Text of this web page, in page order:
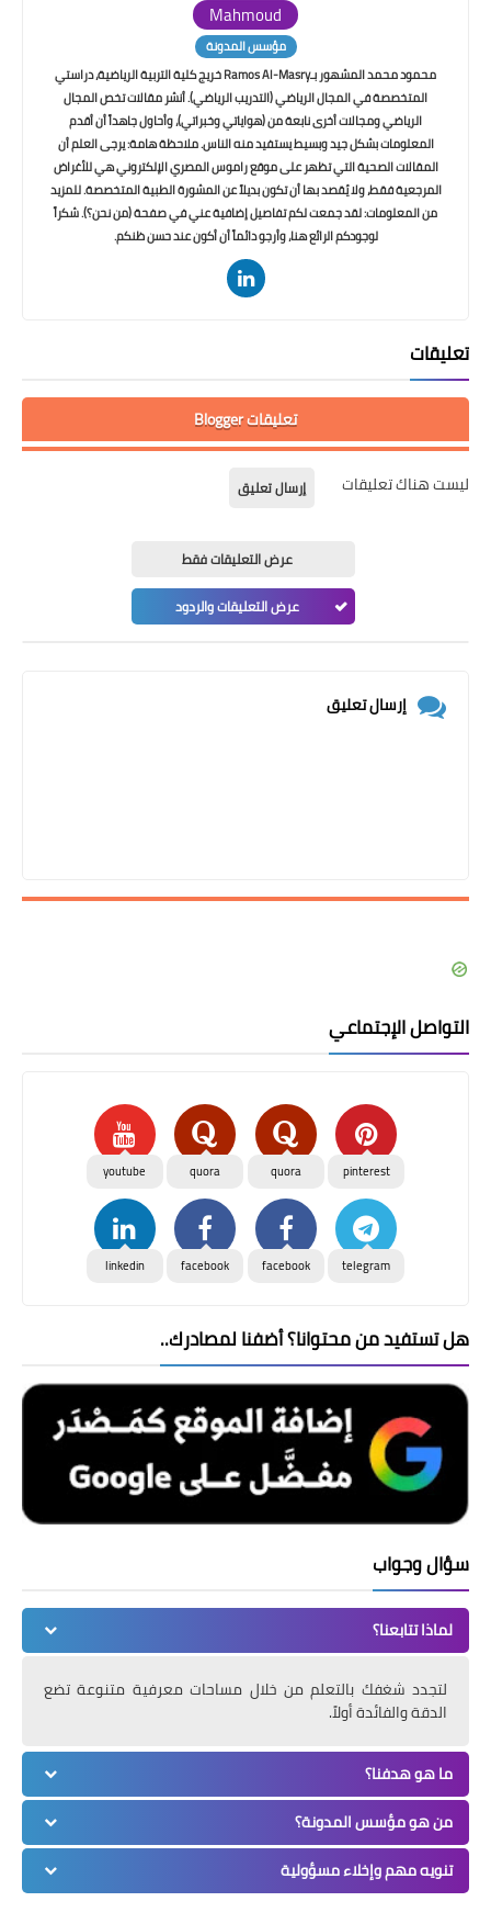
Mahmoud
مؤسس المدونة
محمود محمد المشهور بـRamos Al-Masry خريج كلية التربية الرياضية، دراستي
المتخصصة في المجال الرياضي (التدريب الرياضي). أنشر مقالات تخص المجال
الرياضي ومجالات أخرى نابعة من (هواياتي وخبراتي)، وأحاول جاهداً أن أقدم
المعلومات بشكل جيد وبسيط يستفيد منه الناس. ملاحظة هامة: يرجى العلم أن
المقالات الصحية التي تظهر على موقع راموس المصري الإلكتروني هي للأغراض
المرجعية فقط، ولا يُقصد بها أن تكون بديلاً عن المشورة الطبية المتخصصة. للمزيد
من المعلومات: لقد جمعت لكم تفاصيل إضافية عني في صفحة (من نحن؟). شكراً
لوجودكم الرائع هنا، وأرجو دائماً أن أكون عند حسن ظنكم.
تعليقات
تعليقات Blogger
ليست هناك تعليقات إرسال تعليق
عرض التعليقات فقط
عرض التعليقات والردود
إرسال تعليق
التواصل الإجتماعي
pinterest
quora
quora
youtube
telegram
facebook
facebook
linkedin
هل تستفيد من محتوانا؟ أضفنا لمصادرك..
سؤال وجواب
لماذا تتابعنا؟
لتجدد شغفك بالتعلم من خلال مساحات معرفية متنوعة تضع
الدقة والفائدة أولاً.
ما هو هدفنا؟
من هو مؤسس المدونة؟
تنويه مهم وإخلاء مسؤولية